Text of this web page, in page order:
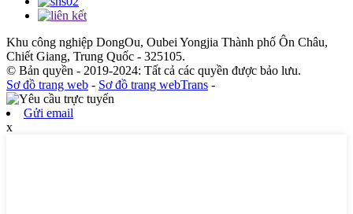
Khu công nghiệp DongOu, Oubei Yongjia Thành phố Ôn Châu,
Chiết Giang, Trung Quốc - 325105.
© Bản quyền - 2019-2024: Tất cả các quyền được bảo lưu.
Sơ đồ trang web - Sơ đồ trang webTrans -
Gửi email
x